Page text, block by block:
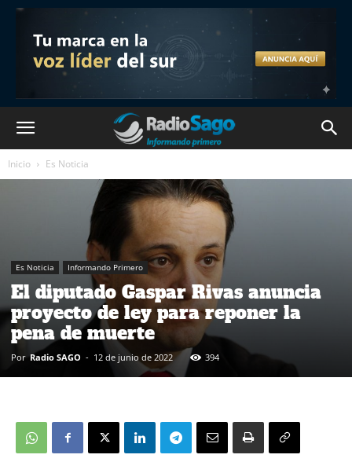
Inicio Es Noticia
Es Noticia Informando Primero
El diputado Gaspar Rivas anuncia
proyecto de ley para reponer la
pena de muerte
Por Radio SAGO - 12 de junio de 2022 394